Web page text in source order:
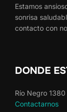
Estamos
sonrisa
contacto con
DONDE
Río Negro
Contactarnos